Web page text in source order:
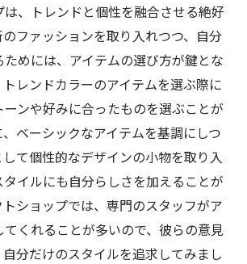
、トレンドと個性を融合させる絶好
ファッションを取り入れつつ、自分
めには、アイテムの選び方が鍵とな
レンドカラーのアイテムを選ぶ際に
ンや好みに合ったものを選ぶことが
ベーシックなアイテムを基調にしつ
て個性的なデザインの小物を取り入
イルにも自分らしさを加えることが
ショップでは、専門のスタッフがア
てくれることが多いので、彼らの意見
分だけのスタイルを追求してみまし